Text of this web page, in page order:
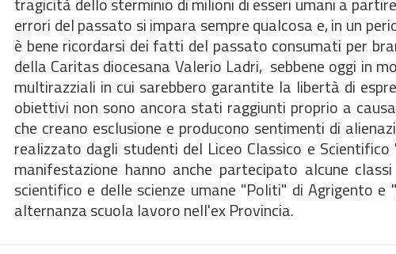
errori del passato si impara sempre qualcosa e, in un
è bene ricordarsi dei fatti del passato consumati per
della Caritas diocesana Valerio Ladri, sebbene oggi in
multirazziali in cui sarebbero garantite la libertà di
obiettivi non sono ancora stati raggiunti proprio a
che creano esclusione e producono sentimenti di
realizzato dagli studenti del Liceo Classico e
manifestazione hanno anche partecipato alcune
scientifico e delle scienze umane "Politi" di Agrigento
alternanza scuola lavoro nell'ex Provincia.